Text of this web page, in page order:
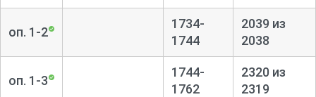
оп. 1-2
1734-
1744
2039 из
2038
оп. 1-3
1744-
1762
2320 из
2319